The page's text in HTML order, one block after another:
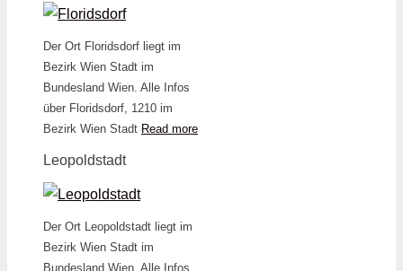
Der Ort Floridsdorf liegt im
Bezirk Wien Stadt im
Bundesland Wien. Alle Infos
über Floridsdorf, 1210 im
Bezirk Wien Stadt Read more
Leopoldstadt
Der Ort Leopoldstadt liegt im
Bezirk Wien Stadt im
Bundesland Wien. Alle Infos